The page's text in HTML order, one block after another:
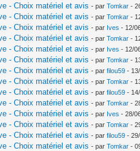
- Choix matériel et avis - parTomkar -
- Choix matériel et avis - parTomkar -
- Choix matériel et avis - par Ives - 12/
- Choix matériel et avis - parTomkar -
- Choix matériel et avis - par Ives - 12/
- Choix matériel et avis - parTomkar -
- Choix matériel et avis - parfilou59 -
- Choix matériel et avis - parTomkar -
- Choix matériel et avis - parfilou59 -
- Choix matériel et avis - parTomkar -
- Choix matériel et avis - par Ives - 28/
- Choix matériel et avis - parTomkar -
- Choix matériel et avis - parfilou59 -
- Choix matériel et avis - parTomkar -